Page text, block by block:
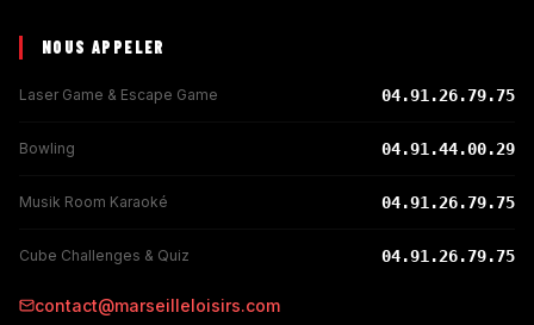
NOUS APPELER
Laser Game & Escape Game 04.91.26.79.75
Bowling 04.91.44.00.29
Musik Room Karaoké 04.91.26.79.75
Cube Challenges & Quiz 04.91.26.79.75
contact@marseilleloisirs.com